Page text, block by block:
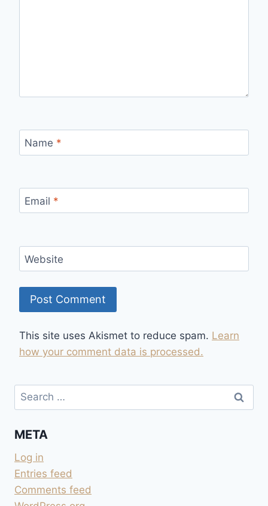
Name *
Email *
Website
This site uses Akismet to reduce spam. Learn
how your comment data is processed.
Search
for:
META
Log in
Entries feed
Comments feed